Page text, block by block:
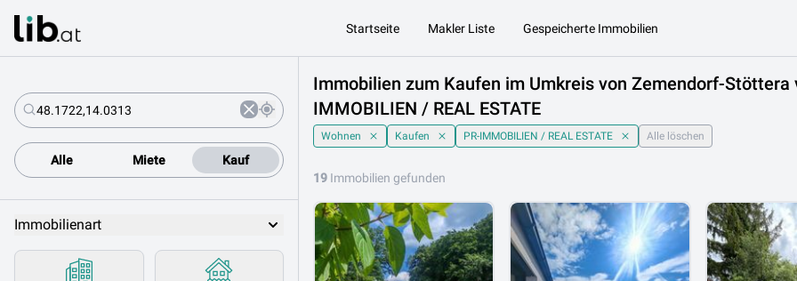
Startseite Makler Liste Gespeicherte Immobilien
Alle Miete Kauf
Immobilienart
Immobilien zum Kaufen im Umkreis von Zemendorf-Stöttera
IMMOBILIEN / REAL ESTATE
Wohnen Kaufen PR-IMMOBILIEN / REAL ESTATE Alle löschen
19 Immobilien gefunden